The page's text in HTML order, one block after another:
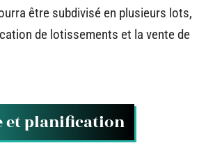
être subdivisé en plusieurs lots,
de lotissements et la vente de
et planification